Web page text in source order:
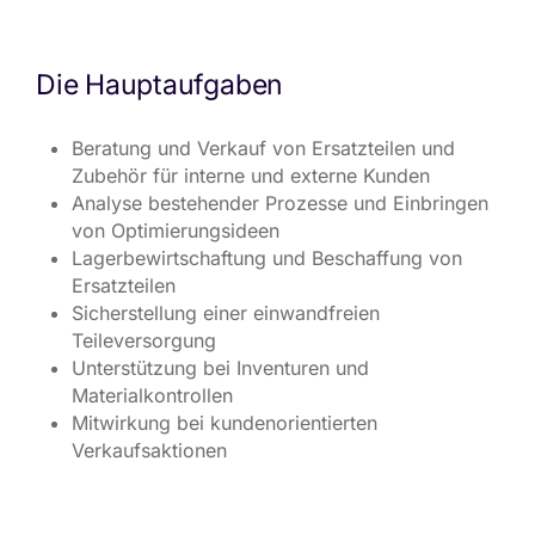
Die Hauptaufgaben
Beratung und Verkauf von Ersatzteilen und
Zubehör für interne und externe Kunden
Analyse bestehender Prozesse und Einbringen
von Optimierungsideen
Lagerbewirtschaftung und Beschaffung von
Ersatzteilen
Sicherstellung einer einwandfreien
Teileversorgung
Unterstützung bei Inventuren und
Materialkontrollen
Mitwirkung bei kundenorientierten
Verkaufsaktionen